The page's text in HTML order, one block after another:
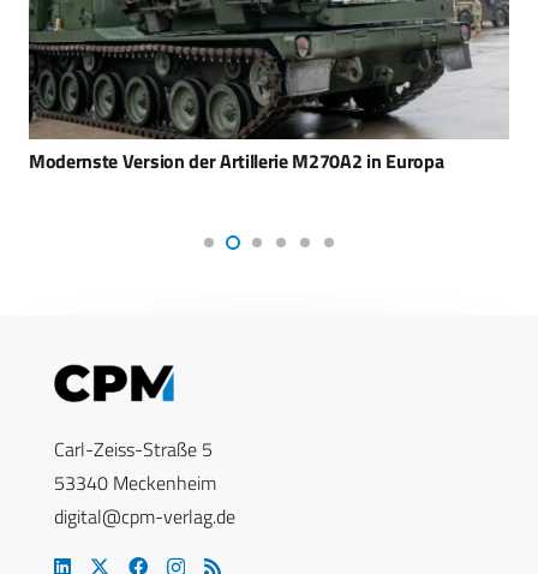
Modernste Version der Artillerie M270A2 in Europa
Carl-Zeiss-Straße 5
53340 Meckenheim
digital@cpm-verlag.de